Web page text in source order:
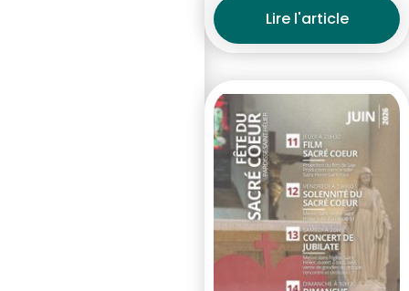
Lire l'article